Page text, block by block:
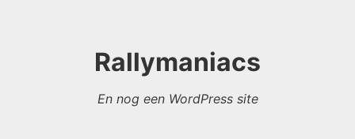
Rallymaniacs
En nog een WordPress site